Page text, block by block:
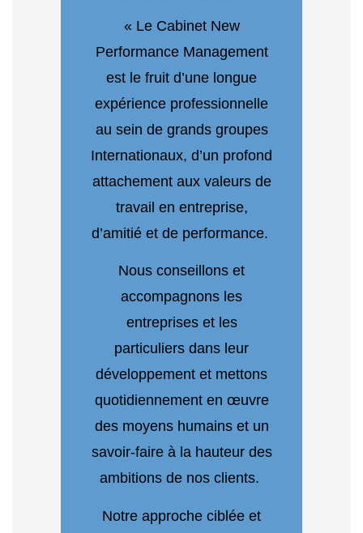
« Le Cabinet New
Performance Management
est le fruit d’une longue
expérience professionnelle
au sein de grands groupes
Internationaux, d’un profond
attachement aux valeurs de
travail en entreprise,
d’amitié et de performance.
Nous conseillons et
accompagnons les
entreprises et les
particuliers dans leur
développement et mettons
quotidiennement en œuvre
des moyens humains et un
savoir-faire à la hauteur des
ambitions de nos clients.
Notre approche ciblée et